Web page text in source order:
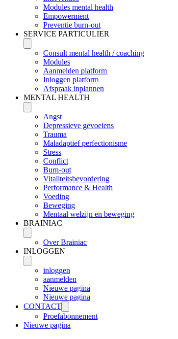
Modules mental health
Empowerment
Preventie burn-out
SERVICE PARTICULIER
Consult mental health / coaching
Modules
Aanmelden platform
Inloggen platform
Afspraak inplannen
MENTAL HEALTH
Angst
Depressieve gevoelens
Trauma
Maladaptief perfectionisme
Stress
Conflict
Burn-out
Vitaliteitsbevordering
Performance & Health
Voeding
Beweging
Mentaal welzijn en beweging
BRAINIAC
Over Brainiac
INLOGGEN
inloggen
aanmelden
Nieuwe pagina
Nieuwe pagina
CONTACT
Proefabonnement
Nieuwe pagina